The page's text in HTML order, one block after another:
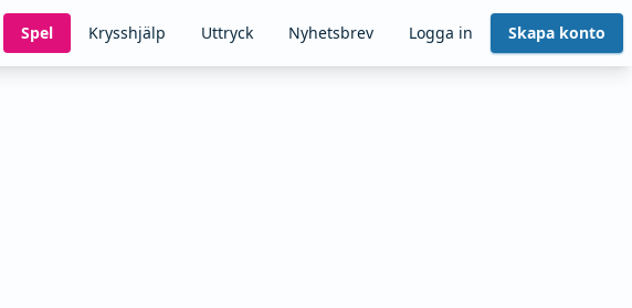
Spel Krysshjälp Uttryck Nyhetsbrev Logga in Skapa konto